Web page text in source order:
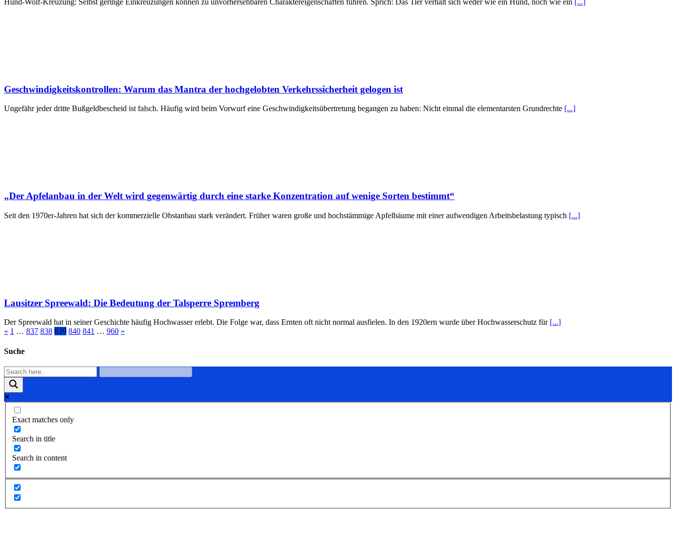
Hund-Wolf-Kreuzung: Selbst geringe Einkreuzungen können zu unvorhersehbaren Charaktereigenschaften führen. Sprich: Das Tier verhält sich weder wie ein Hund, noch wie ein [...]
Geschwindigkeitskontrollen: Warum das Mantra der hochgelobten Verkehrssicherheit gelogen ist
Ungefähr jeder dritte Bußgeldbescheid ist falsch. Häufig wird beim Vorwurf eine Geschwindigkeitsübertretung begangen zu haben: Nicht einmal die elementarsten Grundrechte [...]
„Der Apfelanbau in der Welt wird gegenwärtig durch eine starke Konzentration auf wenige Sorten bestimmt“
Seit den 1970er-Jahren hat sich der kommerzielle Obstanbau stark verändert. Früher waren große und hochstämmige Apfelbäume mit einer aufwendigen Arbeitsbelastung typisch [...]
Lausitzer Spreewald: Die Bedeutung der Talsperre Spremberg
Der Spreewald hat in seiner Geschichte häufig Hochwasser erlebt. Die Folge war, dass Ernten oft nicht normal ausfielen. In den 1920ern wurde über Hochwasserschutz für [...]
« 1 … 837 838 839 840 841 … 960 »
Suche
Exact matches only
Search in title
Search in content